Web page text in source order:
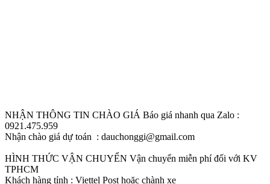
NHẬN THÔNG TIN CHÀO GIÁ Báo giá nhanh qua Zalo :
0921.475.959
Nhận chào giá dự toán : dauchonggi@gmail.com
HÌNH THỨC VẬN CHUYỂN Vận chuyển miễn phí đối với KV
TPHCM
Khách hàng tỉnh : Viettel Post hoặc chành xe